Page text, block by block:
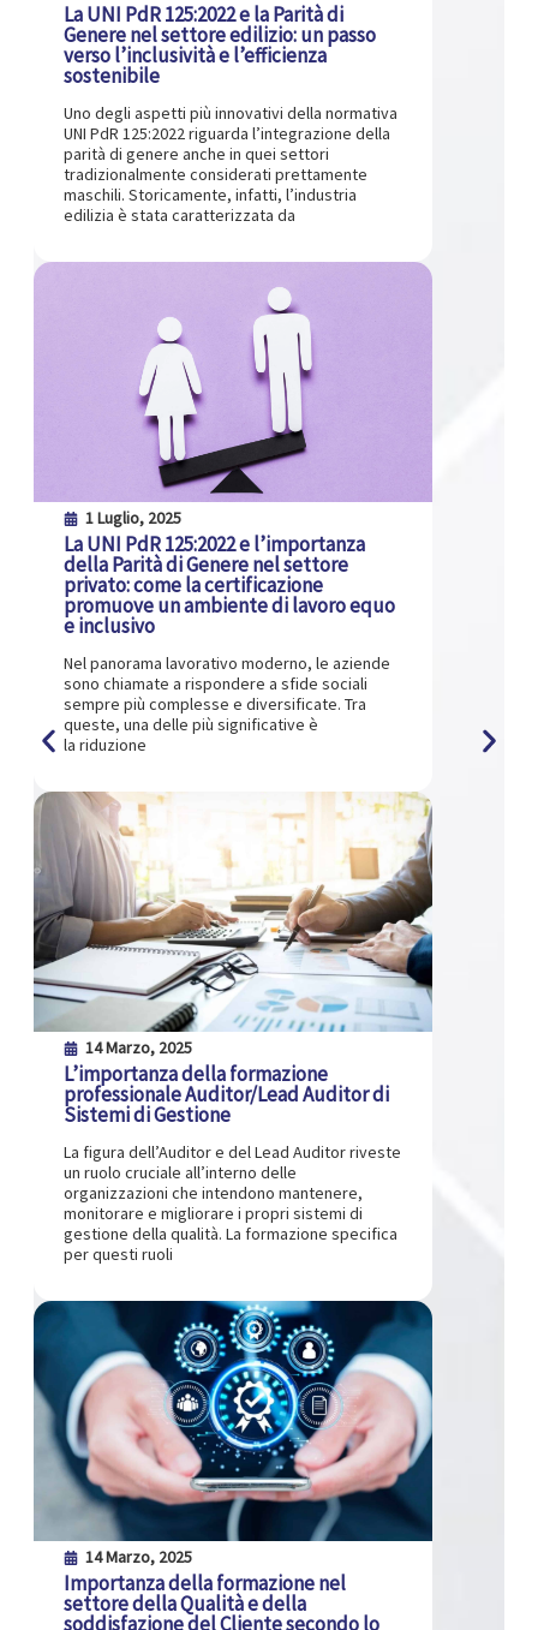
La UNI PdR 125:2022 e la Parità di
Genere nel settore edilizio: un passo
verso l’inclusività e l’efficienza
sostenibile
Uno degli aspetti più innovativi della normativa
UNI PdR 125:2022 riguarda l’integrazione della
parità di genere anche in quei settori
tradizionalmente considerati prettamente
maschili. Storicamente, infatti, l’industria
edilizia è stata caratterizzata da
1 Luglio, 2025
La UNI PdR 125:2022 e l’importanza
della Parità di Genere nel settore
privato: come la certificazione
promuove un ambiente di lavoro equo
e inclusivo
Nel panorama lavorativo moderno, le aziende
sono chiamate a rispondere a sfide sociali
sempre più complesse e diversificate. Tra
queste, una delle più significative è
la riduzione
14 Marzo, 2025
L’importanza della formazione
professionale Auditor/Lead Auditor di
Sistemi di Gestione
La figura dell’Auditor e del Lead Auditor riveste
un ruolo cruciale all’interno delle
organizzazioni che intendono mantenere,
monitorare e migliorare i propri sistemi di
gestione della qualità. La formazione specifica
per questi ruoli
14 Marzo, 2025
Importanza della formazione nel
settore della Qualità e della
soddisfazione del Cliente secondo lo